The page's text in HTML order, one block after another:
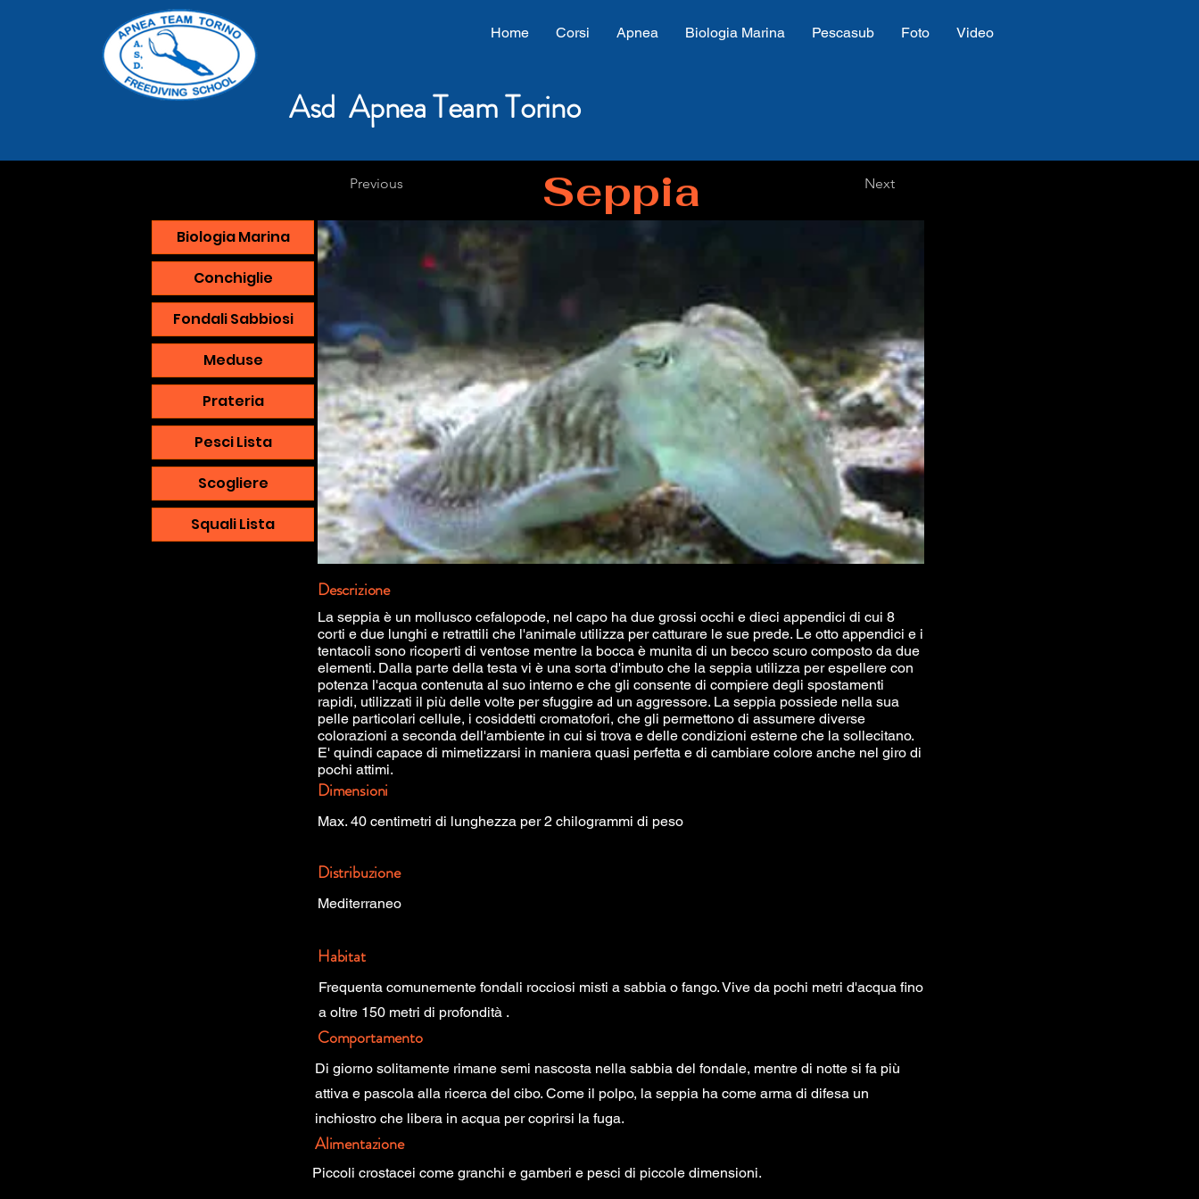
Home Corsi Apnea Biologia Marina Pescasub Foto Video
Asd Apnea Team Torino
Biologia Marina
Conchiglie
Fondali Sabbiosi
Meduse
Prateria
Pesci Lista
Scogliere
Squali Lista
Seppia Next
Previous
Descrizione
La seppia è un mollusco cefalopode, nel capo ha due grossi occhi e dieci appendici di cui 8
corti e due lunghi e retrattili che l'animale utilizza per catturare le sue prede. Le otto appendici e i
tentacoli sono ricoperti di ventose mentre la bocca è munita di un becco scuro composto da due
elementi. Dalla parte della testa vi è una sorta d'imbuto che la seppia utilizza per espellere con
potenza l'acqua contenuta al suo interno e che gli consente di compiere degli spostamenti
rapidi, utilizzati il più delle volte per sfuggire ad un aggressore. La seppia possiede nella sua
pelle particolari cellule, i cosiddetti cromatofori, che gli permettono di assumere diverse
colorazioni a seconda dell'ambiente in cui si trova e delle condizioni esterne che la sollecitano.
E' quindi capace di mimetizzarsi in maniera quasi perfetta e di cambiare colore anche nel giro di
pochi attimi.
Dimensioni
Max. 40 centimetri di lunghezza per 2 chilogrammi di peso
Distribuzione
Mediterraneo
Habitat
Frequenta comunemente fondali rocciosi misti a sabbia o fango. Vive da pochi metri d'acqua fino
a oltre 150 metri di profondità .
Comportamento
Di giorno solitamente rimane semi nascosta nella sabbia del fondale, mentre di notte si fa più
attiva e pascola alla ricerca del cibo. Come il polpo, la seppia ha come arma di difesa un
inchiostro che libera in acqua per coprirsi la fuga.
Alimentazione
Piccoli crostacei come granchi e gamberi e pesci di piccole dimensioni.